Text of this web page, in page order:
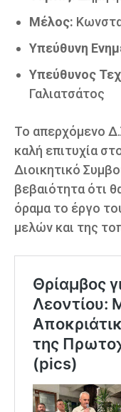
Μέλος:
Υπεύθυνη
Υπεύθυνος
Γαλιατσάτος
Το απερχόμενο
καλή επιτυχία
Διοικητικό
βεβαιότητα ότι
όραμα το έργο
μελών και της